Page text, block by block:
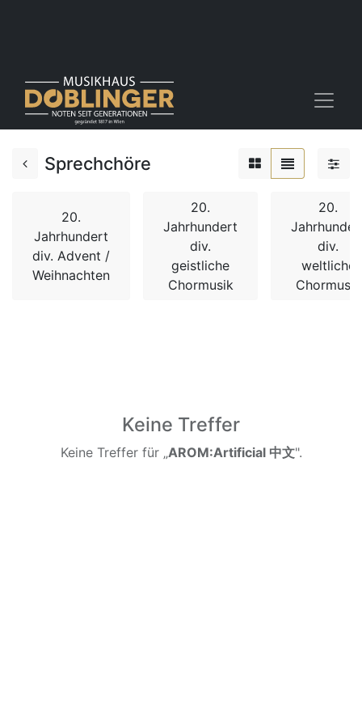
Sprechchöre
20.
Jahrhundert
div. Advent /
Weihnachten
20.
Jahrhundert
div.
geistliche
Chormusik
20.
div.
weltliche
Chormusik
Keine Treffer
Keine Treffer für „AROM:Artificial 中文".